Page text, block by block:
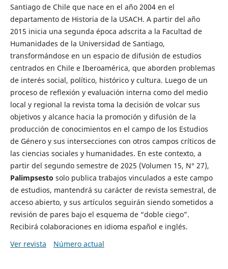
Santiago de Chile que nace en el año 2004 en el
departamento de Historia de la USACH. A partir del año
2015 inicia una segunda época adscrita a la Facultad de
Humanidades de la Universidad de Santiago,
transformándose en un espacio de difusión de estudios
centrados en Chile e Iberoamérica, que aborden problemas
de interés social, político, histórico y cultura. Luego de un
proceso de reflexión y evaluación interna como del medio
local y regional la revista toma la decisión de volcar sus
objetivos y alcance hacia la promoción y difusión de la
producción de conocimientos en el campo de los Estudios
de Género y sus intersecciones con otros campos críticos de
las ciencias sociales y humanidades. En este contexto, a
partir del segundo semestre de 2025 (Volumen 15, N° 27),
Palimpsesto solo publica trabajos vinculados a este campo
de estudios, mantendrá su carácter de revista semestral, de
acceso abierto, y sus artículos seguirán siendo sometidos a
revisión de pares bajo el esquema de “doble ciego”.
Recibirá colaboraciones en idioma español e inglés.
Ver revista
Número actual